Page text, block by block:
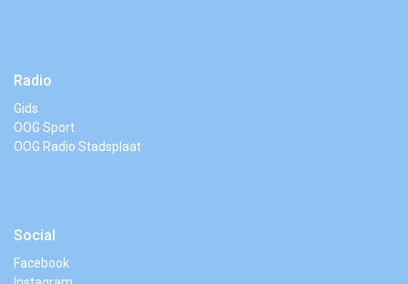
Radio
Gids
OOG Sport
OOG Radio Stadsplaat
Social
Facebook